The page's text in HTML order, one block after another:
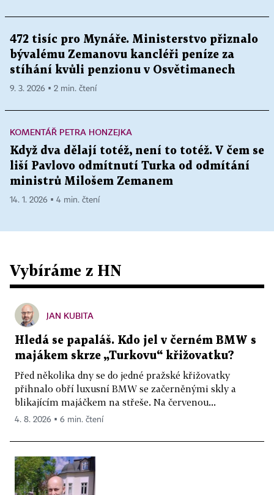
472 tisíc pro Mynáře. Ministerstvo přiznalo
bývalému Zemanovu kancléři peníze za
stíhání kvůli penzionu v Osvětimanech
9. 3. 2026 ▪ 2 min. čtení
KOMENTÁŘ PETRA HONZEJKA
Když dva dělají totéž, není to totéž. V čem se
liší Pavlovo odmítnutí Turka od odmítání
ministrů Milošem Zemanem
14. 1. 2026 ▪ 4 min. čtení
Vybíráme z HN
JAN KUBITA
Hledá se papaláš. Kdo jel v černém BMW s
majákem skrze „Turkovu“ křižovatku?
Před několika dny se do jedné pražské křižovatky
přihnalo obří luxusní BMW se začerněnými skly a
blikajícím majáčkem na střeše. Na červenou...
4. 8. 2026 ▪ 6 min. čtení